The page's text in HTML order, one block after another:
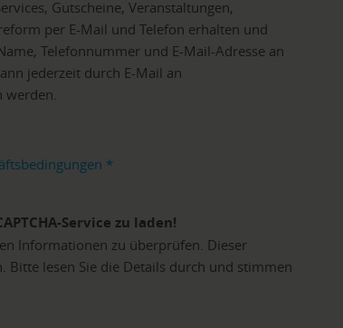
Gutscheine, Veranstaltungen,
per E-Mail und Telefon erhalten und
Telefonnummer und E-Mail-Adresse an
jederzeit durch E-Mail an
*
Service zu laden!
Informationen zu überprüfen. Dieser
Bitte lesen Sie die Details durch und stimmen